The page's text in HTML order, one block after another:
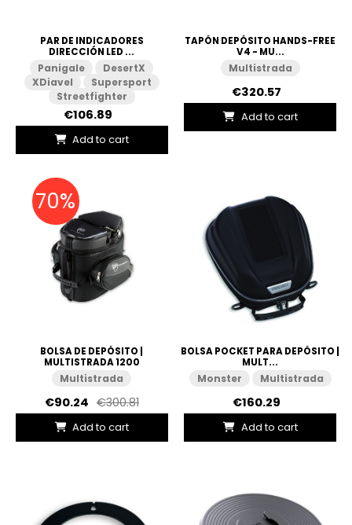
PAR DE INDICADORES
DIRECCIÓN LED ...
Panigale
DesertX
XDiavel
Supersport
Streetfighter
€106.89
Add to cart
TAPÓN DEPÓSITO HANDS-FREE
V4 - MU...
Multistrada
€320.57
Add to cart
BOLSA DE DEPÓSITO |
MULTISTRADA 1200
Multistrada
€90.24 €300.81
Add to cart
70%
BOLSA POCKET PARA DEPÓSITO |
MULT...
Monster Multistrada
€160.29
Add to cart